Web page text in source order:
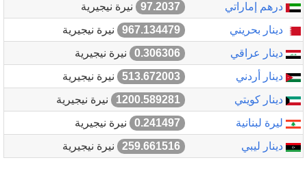
درهم إماراتي
97.2037
نيرة نيجيرية
دينار بحريني
967.134479
نيرة نيجيرية
دينار عراقي
0.306306
نيرة نيجيرية
دينار أردني
513.672003
نيرة نيجيرية
دينار كويتي
1200.589281
نيرة نيجيرية
ليرة لبنانية
0.241497
نيرة نيجيرية
دينار ليبي
259.661516 نيرة نيجيرية